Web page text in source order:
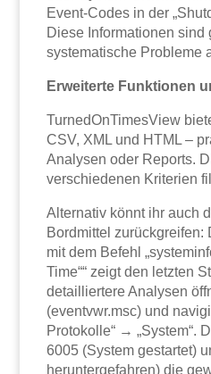
Event-Codes in der
Diese Informationen sind
systematische Probleme
Erweiterte Funktionen
TurnedOnTimesView
CSV, XML und HTML –
Analysen oder Reports.
verschiedenen Kriterien
Alternativ könnt ihr auch
Bordmittel
mit dem Befehl
Time““ zeigt den letzten
detailliertere Analysen
(eventvwr.msc) und
Protokolle“ → „System“.
6005 (System gestartet)
heruntergefahren) die